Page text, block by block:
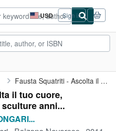
USD
Site
shopping
preferences
Sign in
Fausta Squatriti - Ascolta il tuo cuore, Istallazioni 2010/2011 ...
il tuo cuore,
anni...